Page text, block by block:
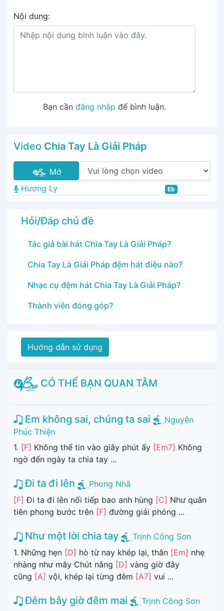
Nội dung:
Bạn cần đăng nhập để bình luận.
Video Chia Tay Là Giải Pháp
Mở
Hương Ly
Eb
Hỏi/Đáp chủ đề
Tác giả bài hát Chia Tay Là Giải Pháp?
Chia Tay Là Giải Pháp đệm hát điệu nào?
Nhạc cụ đệm hát Chia Tay Là Giải Pháp?
Thành viên đóng góp?
Hướng dẫn sử dụng
CÓ THỂ BẠN QUAN TÂM
Em không sai, chúng ta sai
Nguyễn
Phúc Thiện
1. [F] Không thể tin vào giây phút ấy [Em7] Không
ngờ đến ngày ta chia tay ...
Đi ta đi lên
Phong Nhã
[F] Đi ta đi lên nối tiếp bao anh hùng [C] Như quân
tiên phong bước trên [F] đường giải phóng ...
Như một lời chia tay
Trịnh Công Sơn
1. Những hẹn [D] hò từ nay khép lại, thân [Em] nhẹ
nhàng như mây Chút nắng [D] vàng giờ đây
cũng [A] vội, khép lại từng đêm [A7] vui ...
Đêm bây giờ đêm mai Trịnh Công Sơn